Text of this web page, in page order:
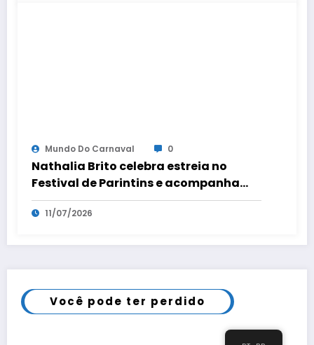
Mundo Do Carnaval 0
Nathalia Brito celebra estreia no
Festival de Parintins e acompanha
título do Boi Caprichoso
11/07/2026
Você pode ter perdido